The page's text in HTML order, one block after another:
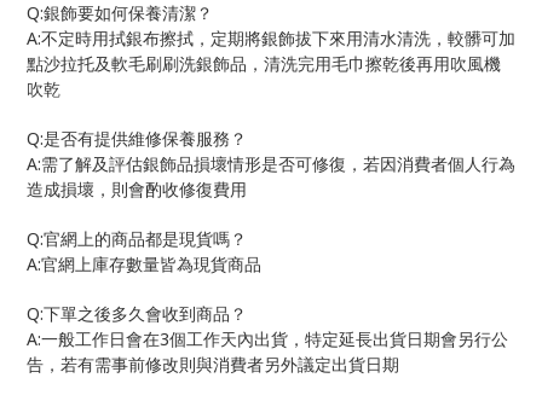
Q:銀飾要如何保養清潔？
A:不定時用拭銀布擦拭，定期將銀飾拔下來用清水清洗，較髒可加
點沙拉托及軟毛刷刷洗銀飾品，清洗完用毛巾擦乾後再用吹風機
吹乾
Q:是否有提供維修保養服務？
A:需了解及評估銀飾品損壞情形是否可修復，若因消費者個人行為
造成損壞，則會酌收修復費用
Q:官網上的商品都是現貨嗎？
A:官網上庫存數量皆為現貨商品
Q:下單之後多久會收到商品？
A:一般工作日會在3個工作天內出貨，特定延長出貨日期會另行公
告，若有需事前修改則與消費者另外議定出貨日期